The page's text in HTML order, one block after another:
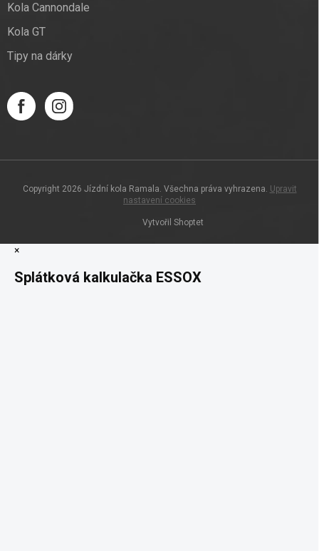
Kola Cannondale
Kola GT
Tipy na dárky
Vytvořil Shoptet
Copyright 2026 Jízdní kola Ramala. Všechna práva vyhrazena. Upravit
nastavení cookies
×
Splátková kalkulačka ESSOX